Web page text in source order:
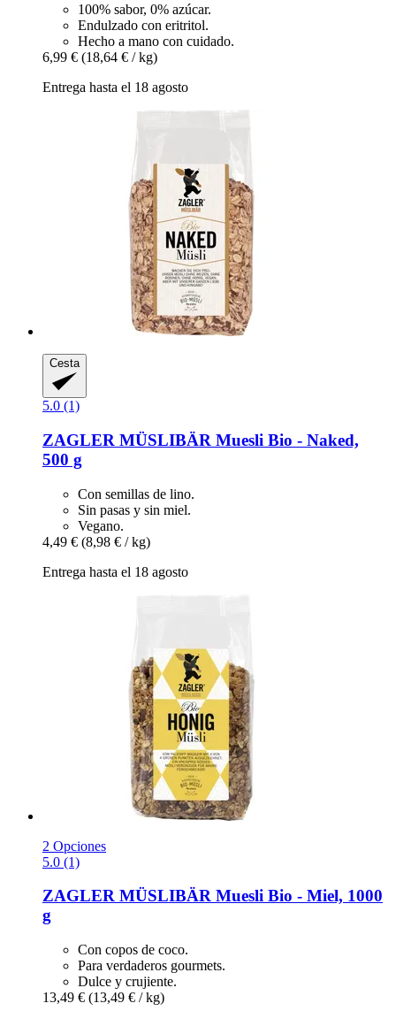
100% sabor, 0% azúcar.
Endulzado con eritritol.
Hecho a mano con cuidado.
6,99 € (18,64 € / kg)
Entrega hasta el 18 agosto
Cesta
5.0 (1)
ZAGLER MÜSLIBÄR Muesli Bio -​ Naked,
500 g
Con semillas de lino.
Sin pasas y sin miel.
Vegano.
4,49 € (8,98 € / kg)
Entrega hasta el 18 agosto
2 Opciones
5.0 (1)
ZAGLER MÜSLIBÄR Muesli Bio -​ Miel, 1000
g
Con copos de coco.
Para verdaderos gourmets.
Dulce y crujiente.
13,49 € (13,49 € / kg)